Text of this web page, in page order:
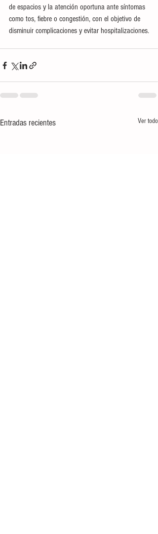
de espacios y la atención oportuna ante síntomas
como tos, fiebre o congestión, con el objetivo de
disminuir complicaciones y evitar hospitalizaciones.
Entradas recientes Ver todo